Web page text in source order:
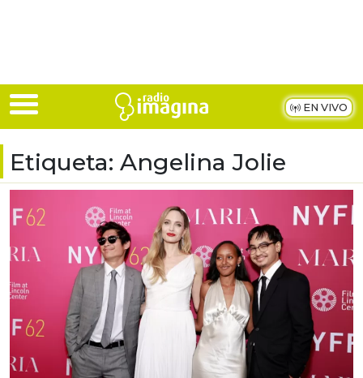
EN VIVO
Etiqueta: Angelina Jolie